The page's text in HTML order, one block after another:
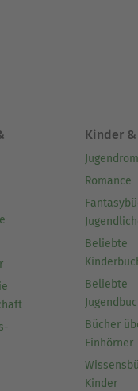
Kinder &
Romance
Beliebte
Beliebte
Bücher
Einhörner
Kinder